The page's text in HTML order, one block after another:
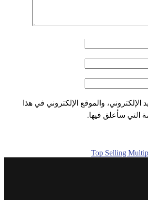
الإلكتروني، والموقع الإلكتروني في هذا
التي سأعلق فيها.